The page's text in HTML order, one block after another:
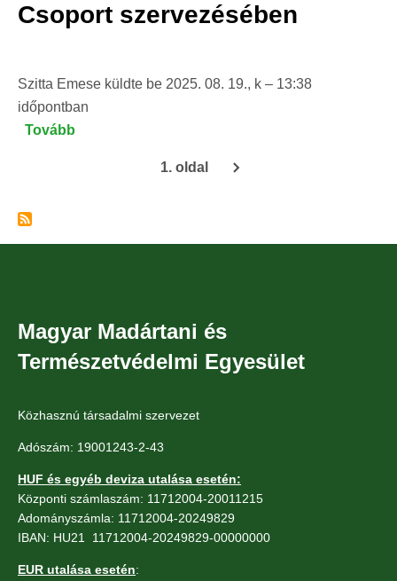
-
az
Egri
Csoport szervezésében
Szitta Emese küldte be 2025. 08. 19., k – 13:38
időpontban
Tovább
a
szervezésében)
1. oldal
Magyar Madártani és
Természetvédelmi Egyesület
Közhasznú társadalmi szervezet
Adószám: 19001243-2-43
HUF és egyéb deviza utalása esetén:
Központi számlaszám: 11712004-20011215
Adományszámla: 11712004-20249829
IBAN: HU21 11712004-20249829-00000000
EUR utalása esetén: